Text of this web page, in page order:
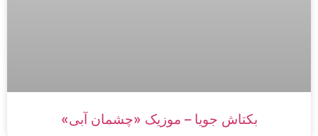
بکتاش جویا – موزیک «چشمان آبی»